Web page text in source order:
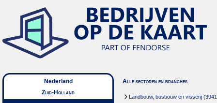
Nederland
Zuid-Holland
Alle sectoren en branches
Landbouw, bosbouw en visserij